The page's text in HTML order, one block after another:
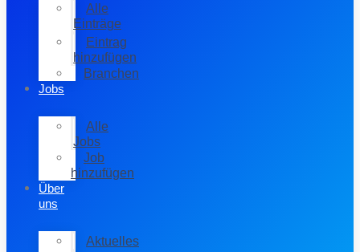
Alle
Einträge
Eintrag
hinzufügen
Branchen
Jobs
Alle
Jobs
Job
hinzufügen
Über
uns
Aktuelles